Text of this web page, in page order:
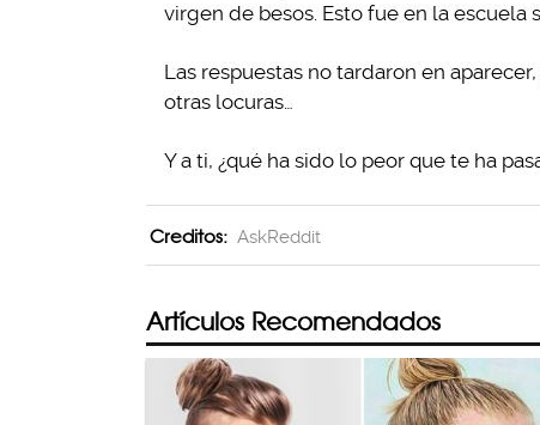
virgen de besos. Esto fue en la escuela
Las respuestas no tardaron en
otras locuras…
Y a ti, ¿qué ha sido lo peor que te ha
Creditos: AskReddit
Artículos Recomendados